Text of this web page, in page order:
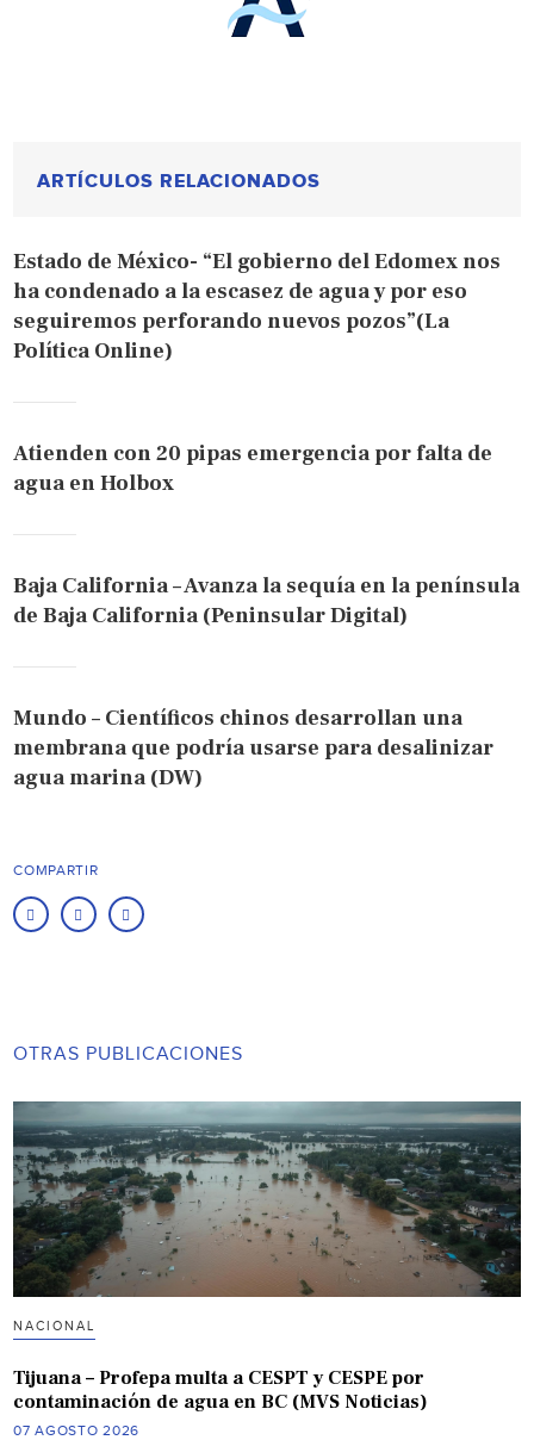
ARTÍCULOS RELACIONADOS
Estado de México- “El gobierno del Edomex nos
ha condenado a la escasez de agua y por eso
seguiremos perforando nuevos pozos”(La
Política Online)
Atienden con 20 pipas emergencia por falta de
agua en Holbox
Baja California – Avanza la sequía en la península
de Baja California (Peninsular Digital)
Mundo – Científicos chinos desarrollan una
membrana que podría usarse para desalinizar
agua marina (DW)
COMPARTIR
OTRAS PUBLICACIONES
NACIONAL
Tijuana – Profepa multa a CESPT y CESPE por
contaminación de agua en BC (MVS Noticias)
07 AGOSTO 2026